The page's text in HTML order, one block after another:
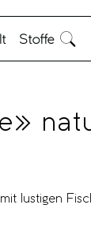
Stoffe
lustigen